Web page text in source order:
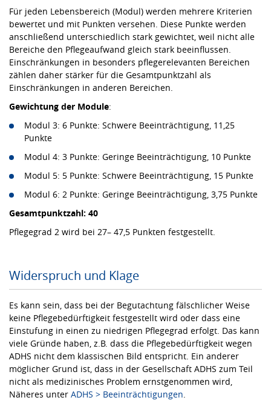
Für jeden Lebensbereich (Modul) werden mehrere Kriterien
bewertet und mit Punkten versehen. Diese Punkte werden
anschließend unterschiedlich stark gewichtet, weil nicht alle
Bereiche den Pflegeaufwand gleich stark beeinflussen.
Einschränkungen in besonders pflegerelevanten Bereichen
zählen daher stärker für die Gesamtpunktzahl als
Einschränkungen in anderen Bereichen.
Gewichtung der Module:
Modul 3: 6 Punkte: Schwere Beeinträchtigung, 11,25
Punkte
Modul 4: 3 Punkte: Geringe Beeinträchtigung, 10 Punkte
Modul 5: 5 Punkte: Schwere Beeinträchtigung, 15 Punkte
Modul 6: 2 Punkte: Geringe Beeinträchtigung, 3,75 Punkte
Gesamtpunktzahl: 40
Pflegegrad 2 wird bei 27– 47,5 Punkten festgestellt.
Widerspruch und Klage
Es kann sein, dass bei der Begutachtung fälschlicher Weise
keine Pflegebedürftigkeit festgestellt wird oder dass eine
Einstufung in einen zu niedrigen Pflegegrad erfolgt. Das kann
viele Gründe haben, z.B. dass die Pflegebedürftigkeit wegen
ADHS nicht dem klassischen Bild entspricht. Ein anderer
möglicher Grund ist, dass in der Gesellschaft ADHS zum Teil
nicht als medizinisches Problem ernstgenommen wird,
Näheres unter ADHS > Beeinträchtigungen